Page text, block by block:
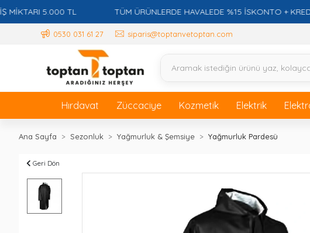
5.000 TL TÜM ÜRÜNLERDE HAVALEDE %15 İSKONTO + KREDİ
0530 031 61 27 siparis@toptanvetoptan.com
Hırdavat Züccaciye Kozmetik Elektrik
Ana Sayfa Sezonluk Yağmurluk & Şemsiye Yağmurluk Pardesü
Geri Dön